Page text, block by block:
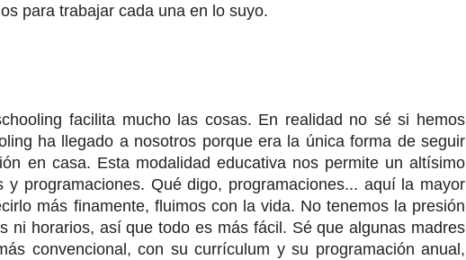
para trabajar cada una en lo suyo.
facilita mucho las cosas. En realidad no sé si hemos
ha llegado a nosotros porque era la única forma de seguir
en casa. Esta modalidad educativa nos permite un altísimo
programaciones. Qué digo, programaciones... aquí la mayor
más finamente, fluimos con la vida. No tenemos la presión
ni horarios, así que todo es más fácil. Sé que algunas madres
convencional, con su currículum y su programación anual,